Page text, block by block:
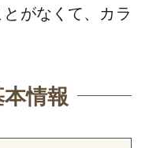
がなくて、カラ
情報